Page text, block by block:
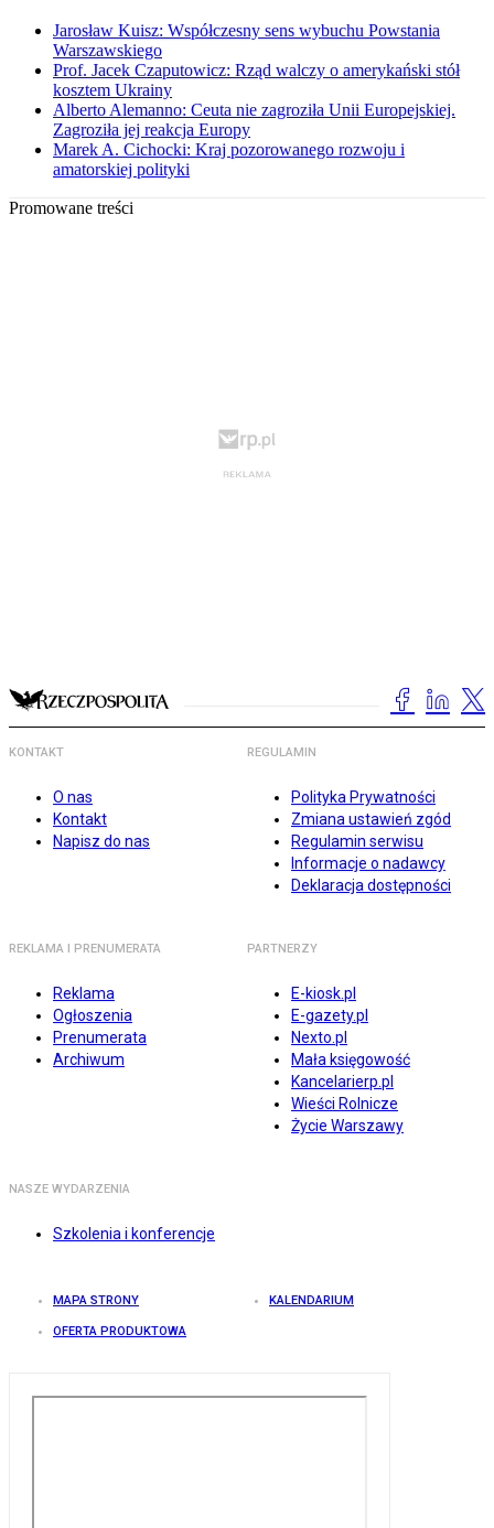
Jarosław Kuisz: Współczesny sens wybuchu Powstania
Warszawskiego
Prof. Jacek Czaputowicz: Rząd walczy o amerykański stół
kosztem Ukrainy
Alberto Alemanno: Ceuta nie zagroziła Unii Europejskiej.
Zagroziła jej reakcja Europy
Marek A. Cichocki: Kraj pozorowanego rozwoju i
amatorskiej polityki
Promowane treści
KONTAKT
O nas
Kontakt
Napisz do nas
REGULAMIN
Polityka Prywatności
Zmiana ustawień zgód
Regulamin serwisu
Informacje o nadawcy
Deklaracja dostępności
REKLAMA I PRENUMERATA
Reklama
Ogłoszenia
Prenumerata
Archiwum
PARTNERZY
E-kiosk.pl
E-gazety.pl
Nexto.pl
Mała księgowość
Kancelarierp.pl
Wieści Rolnicze
Życie Warszawy
NASZE WYDARZENIA
Szkolenia i konferencje
MAPA STRONY KALENDARIUM
OFERTA PRODUKTOWA